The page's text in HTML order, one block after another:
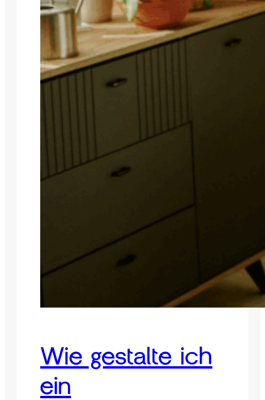
Wie gestalte ich
ein